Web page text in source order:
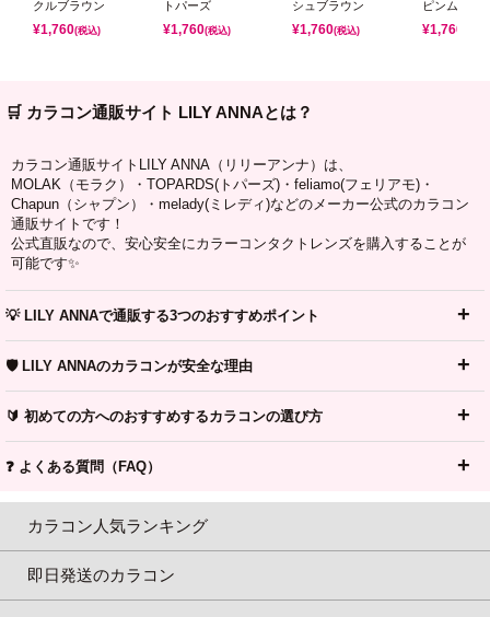
クルブラウン
¥1,760(税込)
トパーズ
¥1,760(税込)
シュブラウン
¥1,760(税込)
ピンムーン
¥1,760
🛒 カラコン通販サイト LILY ANNAとは？
カラコン通販サイトLILY ANNA（リリーアンナ）は、
MOLAK（モラク）・TOPARDS(トパーズ)・feliamo(フェリアモ)・
Chapun（シャプン）・melady(ミレディ)などのメーカー公式のカラコン
通販サイトです！
公式直販なので、安心安全にカラーコンタクトレンズを購入することが
可能です✨
💡 LILY ANNAで通販する3つのおすすめポイント
🛡️ LILY ANNAのカラコンが安全な理由
🔰 初めての方へのおすすめするカラコンの選び方
❓ よくある質問（FAQ）
カラコン人気ランキング
即日発送のカラコン